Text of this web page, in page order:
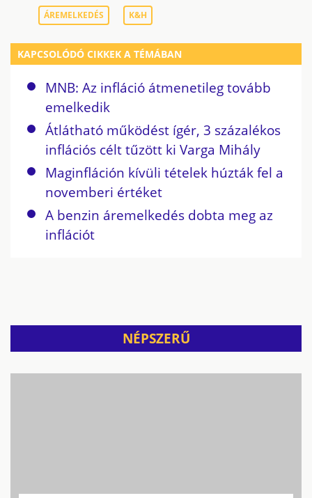
ÁREMELKEDÉS K&H
KAPCSOLÓDÓ CIKKEK A TÉMÁBAN
MNB: Az infláció átmenetileg tovább
emelkedik
Átlátható működést ígér, 3 százalékos
inflációs célt tűzött ki Varga Mihály
Maginfláción kívüli tételek húzták fel a
novemberi értéket
A benzin áremelkedés dobta meg az
inflációt
NÉPSZERŰ